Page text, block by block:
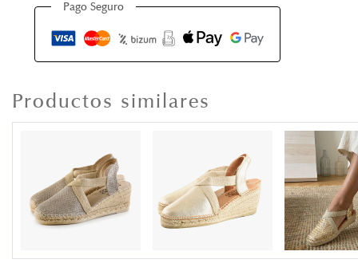
Pago Seguro
Productos similares